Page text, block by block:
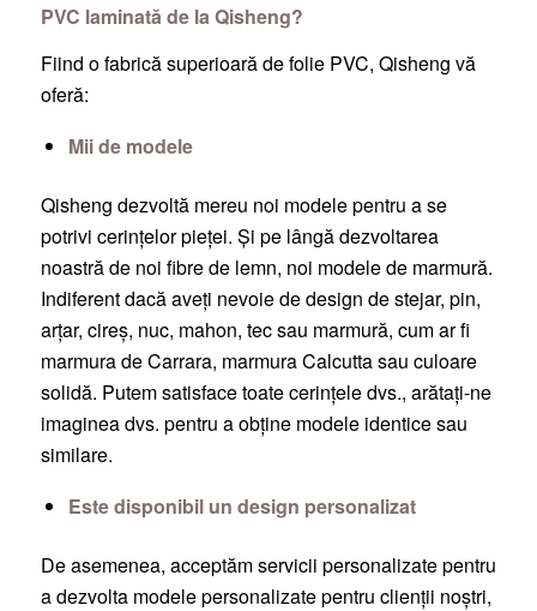
PVC laminată de la Qisheng?
Fiind o fabrică superioară de folie PVC, Qisheng vă
oferă:
Mii de modele
Qisheng dezvoltă mereu noi modele pentru a se
potrivi cerințelor pieței. Și pe lângă dezvoltarea
noastră de noi fibre de lemn, noi modele de marmură.
Indiferent dacă aveți nevoie de design de stejar, pin,
arțar, cireș, nuc, mahon, tec sau marmură, cum ar fi
marmura de Carrara, marmura Calcutta sau culoare
solidă. Putem satisface toate cerințele dvs., arătați-ne
imaginea dvs. pentru a obține modele identice sau
similare.
Este disponibil un design personalizat
De asemenea, acceptăm servicii personalizate pentru
a dezvolta modele personalizate pentru clienții noștri,